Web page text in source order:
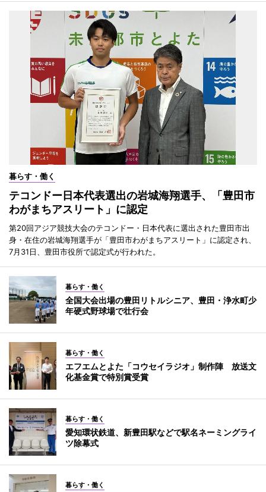
暮らす・働く
テコンドー日本代表選出の岩城海翔選手、「豊田市
わがまちアスリート」に認定
第20回アジア競技大会のテコンドー・日本代表に選出された豊田市出
身・在住の岩城海翔選手が「豊田市わがまちアスリート」に認定され、
7月31日、豊田市役所で認定式が行われた。
暮らす・働く
全国大会出場の豊田リトルシニア、豊田・浄水町少
年硬式野球場で壮行会
暮らす・働く
エフエムとよた「コウセイラジオ」制作陣 放送文
化基金賞で特別賞受賞
暮らす・働く
愛知環状鉄道、新豊田駅などで駅名ネーミングライ
ツ除幕式
暮らす・働く